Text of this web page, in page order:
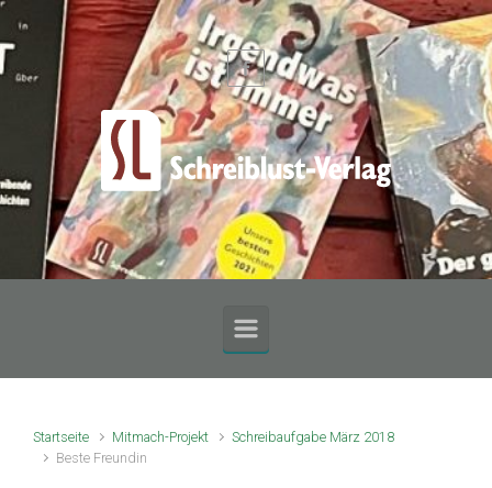
Zum Hauptinhalt springen
Startseite Mitmach-Projekt
Schreibaufgabe März 2018
Beste Freundin